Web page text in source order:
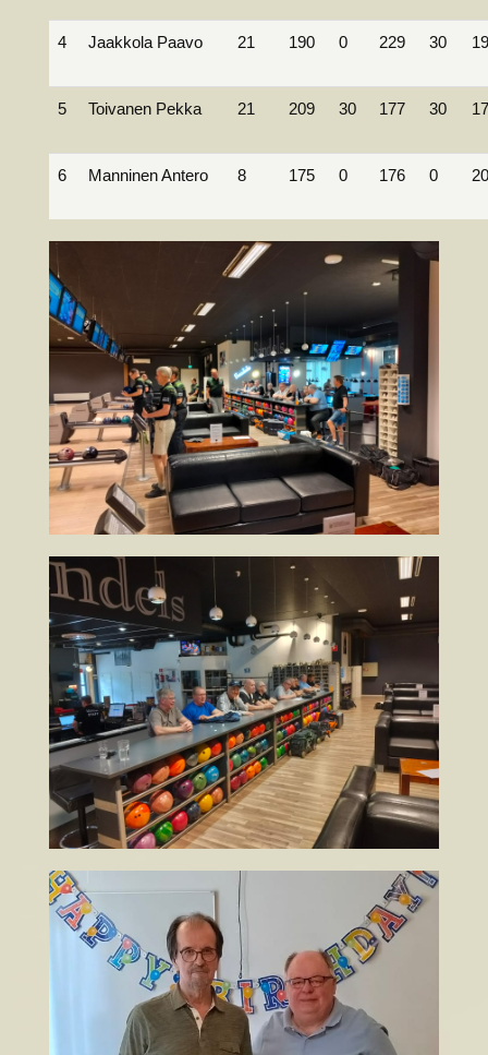
4 Jaakkola Paavo 21 190 0 229 30
5 Toivanen Pekka 21 209 30 177 30
6 Manninen Antero 8 175 0 176 0